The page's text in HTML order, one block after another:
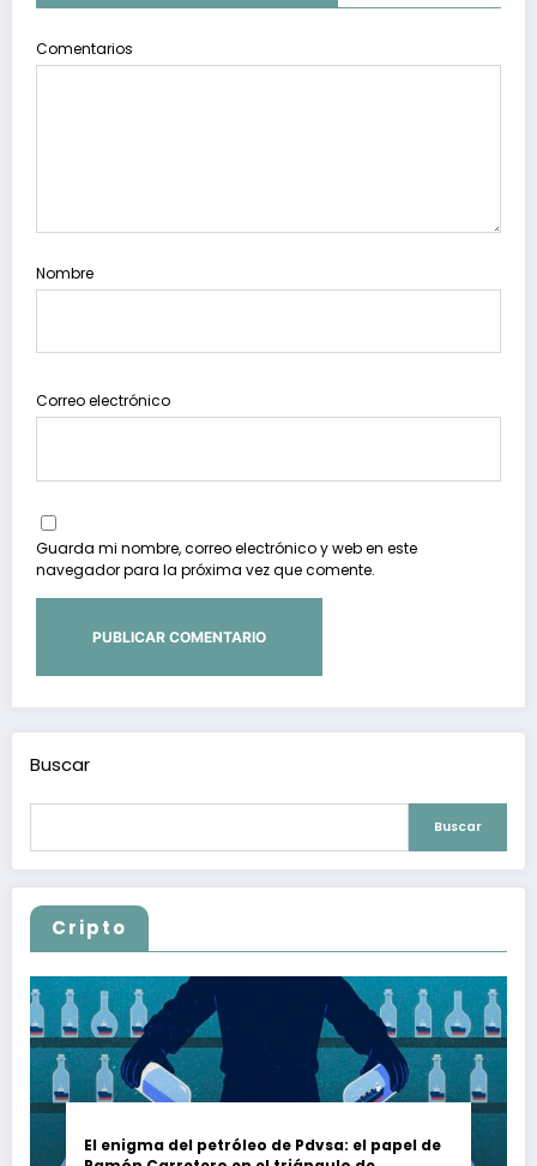
Comentarios
Nombre
Correo electrónico
Guarda mi nombre, correo electrónico y web en este
navegador para la próxima vez que comente.
Buscar
Buscar
Cripto
El enigma del petróleo de Pdvsa: el papel de